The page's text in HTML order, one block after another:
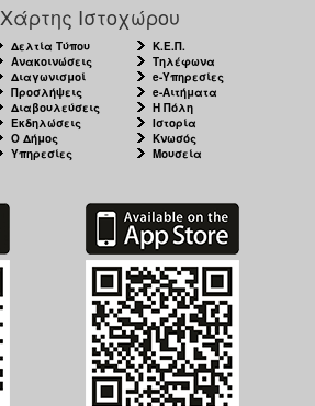
Χάρτης Ιστοχώρου
Δελτία Τύπου
Ανακοινώσεις
Διαγωνισμοί
Προσλήψεις
Διαβουλεύσεις
Εκδηλώσεις
Ο Δήμος
Υπηρεσίες
Κ.Ε.Π.
Τηλέφωνα
e-Υπηρεσίες
e-Αιτήματα
Η Πόλη
Ιστορία
Κνωσός
Μουσεία